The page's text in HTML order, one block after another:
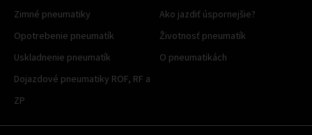
Zimné pneumatiky
Ako jazdiť úspornejšie?
Opotrebenie pneumatík
Životnosť pneumatík
Uskladnenie pneumatík
O pneumatikách
Dojazdové pneumatiky ROF, RF a
ZP